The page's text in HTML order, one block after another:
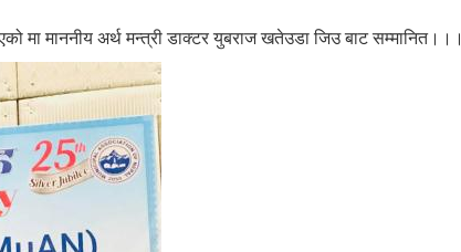
मा माननीय अर्थ मन्त्री डाक्टर युबराज खतेउडा जिउ बाट सम्मानित।।।